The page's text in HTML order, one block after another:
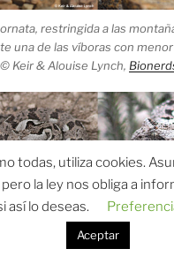
restringida a las
una de las víboras con
Keir & Alouise Lynch,
tiene una distribución
de Algoa. Fotos: © Jo Balmer
todas, utiliza cookies.
la ley nos obliga a
así lo deseas.
Aceptar